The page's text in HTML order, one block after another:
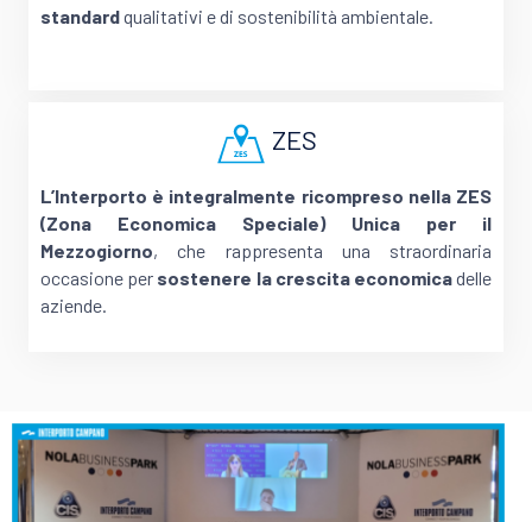
standardqualitativi e di sostenibilità ambientale.
ZES
L’Interporto è integralmente ricompreso nella ZES
(Zona Economica Speciale) Unica per il
Mezzogiorno, che rappresenta una straordinaria
occasione per sostenere la crescita economicadelle
aziende.